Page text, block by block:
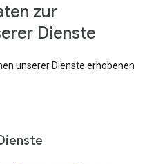
zur
Dienste
unserer Dienste erhobenen